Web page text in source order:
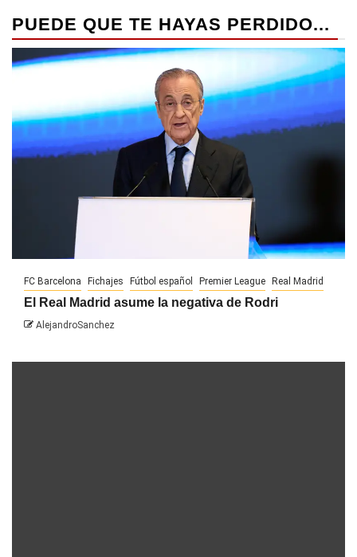
PUEDE QUE TE HAYAS PERDIDO...
FC Barcelona Fichajes Fútbol español Premier League Real Madrid
El Real Madrid asume la negativa de Rodri
AlejandroSanchez